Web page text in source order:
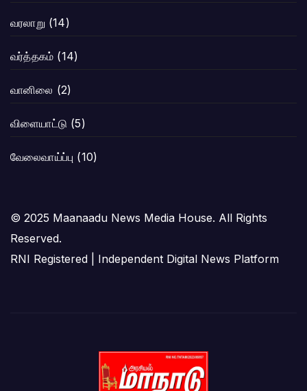
வரலாறு (14)
வர்த்தகம் (14)
வானிலை (2)
விளையாட்டு (5)
வேலைவாய்ப்பு (10)
© 2025 Maanaadu News Media House. All Rights
Reserved.
RNI Registered | Independent Digital News Platform